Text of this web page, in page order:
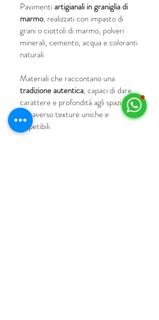
Pavimentiartigianali in graniglia di
marmo, realizzati con impasto di
grani o ciottoli di marmo, polveri
minerali, cemento, acqua e coloranti
naturali.
Materiali che raccontano una
tradizione autentica, capaci di dare
carattere e profondità agli spazi
attraverso texture uniche e
irripetibili.